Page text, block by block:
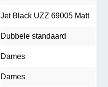
Jet Black UZZ 69005 Matt
Dubbele standaard
Dames
Dames